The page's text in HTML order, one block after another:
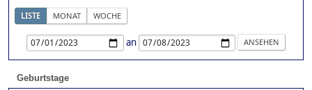
LISTE MONAT WOCHE
an
Geburtstage